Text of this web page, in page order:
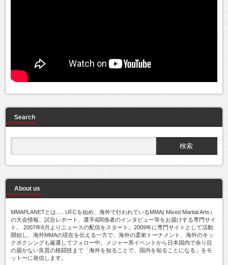
Search
About us
MMAPLANETとは..... UFCを始め、海外で行われているMMA( Mixed Martial Arts）
の大会情報、試合レポート、選手&関係者のインタビュー等をお届けする専門サイ
ト。 2007年6月よりニュースの配信をスタート。2009年に専門サイトとして活動
開始し、海外MMAの現在を伝える一方で、海外の柔術トーナメント、海外のキッ
クボクシングも厳選してフォロー中。メジャー系イベントから日本国内で余り目
の届かない良質の格闘技まで「海外を知ることで、国内を知ることになる」をモ
ットーに発信します。